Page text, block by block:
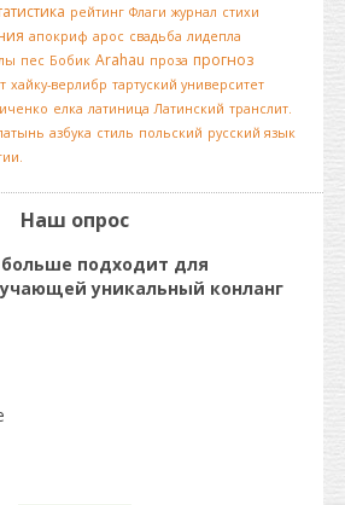
рейтинг Флаги журнал стихи
апокриф арос свадьба лидепла
пес Бобик Arahau проза прогноз
хайку-верлибр тартуский университет
елка латиница Латинский транслит.
азбука стиль польский русский язык
Наш опрос
больше подходит для
уникальный конланг